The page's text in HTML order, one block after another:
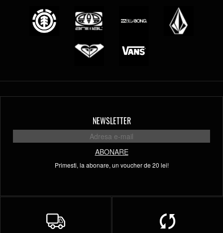
NEWSLETTER
ABONARE
Primesti, la abonare, un voucher de 20 lei!